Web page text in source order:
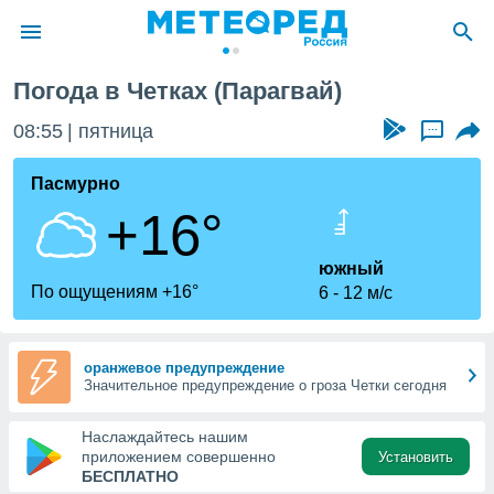
о
Вы можете
к этому
доступ
Погода в Четках (Парагвай)
08:55 пятница ...
Пасмурно
+16°
По ощущениям +16°
южный
6
12 м/с
оранжевое предупреждение
Значительное предупреждение о гроза Четки сегодня
Наслаждайтесь нашим
приложением совершенно
БЕСПЛАТНО
Установить